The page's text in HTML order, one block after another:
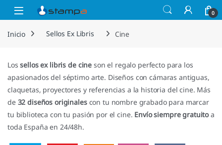
Saltar a la navegación
Saltar al contenido
Open 0
Inicio Sellos Ex Libris Cine
Lossellos ex libris de cine son el regalo perfecto para los
apasionados del séptimo arte. Diseños con cámaras antiguas,
claquetas, proyectores y referencias a la historia del cine. Más
de 32 diseños originalescon tu nombre grabado para marcar
tu biblioteca con tu pasión por el cine. Envío siempre gratuitoa
toda España en 24/48h.